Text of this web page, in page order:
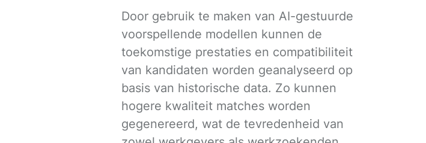
Door gebruik te maken van AI-gestuurde
voorspellende modellen kunnen de
toekomstige prestaties en compatibiliteit
van kandidaten worden geanalyseerd op
basis van historische data. Zo kunnen
hogere kwaliteit matches worden
gegenereerd, wat de tevredenheid van